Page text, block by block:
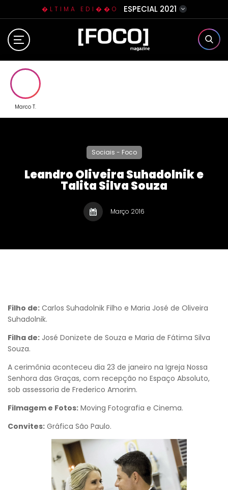
�LTIMA EDI��O ESPECIAL 2021
Home
Contato
Marco T.
Sociais - Foco
Leandro Oliveira Suhadolnik e
Talita Silva Souza
Março 2016
Filho de: Carlos Suhadolnik Filho e Maria José de Oliveira
Suhadolnik.
Filha de: José Donizete de Souza e Maria de Fátima Silva
Souza.
A cerimônia aconteceu dia 23 de janeiro na Igreja Nossa
Senhora das Graças, com recepção no Espaço Absoluto,
sob assessoria de Frederico Amorim.
Filmagem e Fotos: Moving Fotografia e Cinema.
Convites: Gráfica São Paulo.